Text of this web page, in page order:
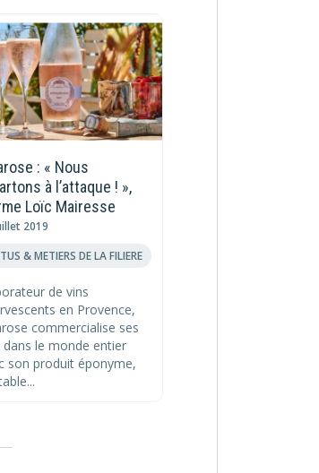
: « Nous
à l’attaque ! »,
Loïc Mairesse
2019
& METIERS DE LA FILIERE
de vins
en Provence,
commercialise ses
dans le monde entier
son produit éponyme,